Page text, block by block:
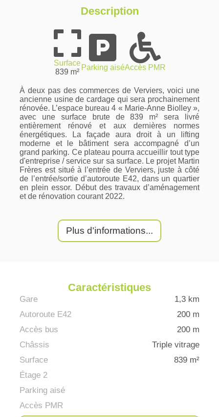
Description
Surface
839 m²
Parking aiséAccès PMR
À deux pas des commerces de Verviers, voici une
ancienne usine de cardage qui sera prochainement
rénovée. L’espace bureau 4 « Marie-Anne Biolley »,
avec une surface brute de 839 m² sera livré
entièrement rénové et aux dernières normes
énergétiques. La façade aura droit à un lifting
moderne et le bâtiment sera accompagné d’un
grand parking. Ce plateau pourra accueillir tout type
d'entreprise / service sur sa surface. Le projet Martin
Frères est situé à l’entrée de Verviers, juste à côté
de l’entrée/sortie d’autoroute E42, dans un quartier
en plein essor. Début des travaux d’aménagement
et de rénovation courant 2022.
Plus d'informations...
Caractéristiques
Gare
1,3 km
Autoroute E42
200 m
Accès bus
200 m
Châssis
Triple vitrage
Surface
839 m²
Étage 2
Parking aisé
Accès PMR